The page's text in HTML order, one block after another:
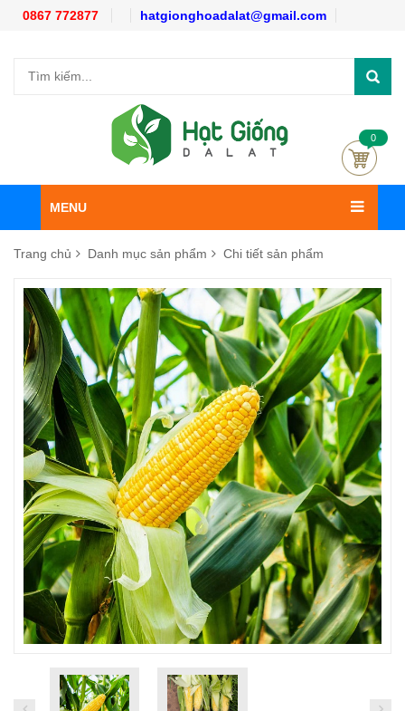
0867 772877 hatgionghoadalat@gmail.com
0
MENU
Trang chủ Danh mục sản phẩm Chi tiết sản phẩm